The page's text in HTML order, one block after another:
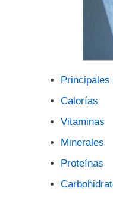
Principales
Calorías
Vitaminas
Minerales
Proteínas